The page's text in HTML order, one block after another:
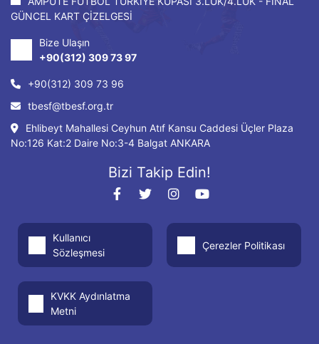
GÜNCEL KART ÇİZELGESİ
Bize Ulaşın
+90(312) 309 73 97
+90(312) 309 73 96
tbesf@tbesf.org.tr
Ehlibeyt Mahallesi Ceyhun Atıf Kansu Caddesi Üçler Plaza
No:126 Kat:2 Daire No:3-4 Balgat ANKARA
Bizi Takip Edin!
Kullanıcı
Sözleşmesi
Çerezler Politikası
KVKK Aydınlatma
Metni